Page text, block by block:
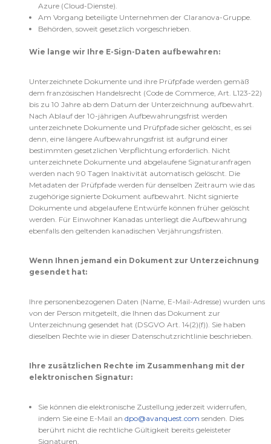
Azure (Cloud-Dienste).
Am Vorgang beteiligte Unternehmen der Claranova-Gruppe.
Behörden, soweit gesetzlich vorgeschrieben.
Wie lange wir Ihre E-Sign-Daten aufbewahren:
Unterzeichnete Dokumente und ihre Prüfpfade werden gemäß
dem französischen Handelsrecht (Code de Commerce, Art. L123-22)
bis zu 10 Jahre ab dem Datum der Unterzeichnung aufbewahrt.
Nach Ablauf der 10-jährigen Aufbewahrungsfrist werden
unterzeichnete Dokumente und Prüfpfade sicher gelöscht, es sei
denn, eine längere Aufbewahrungsfrist ist aufgrund einer
bestimmten gesetzlichen Verpflichtung erforderlich. Nicht
unterzeichnete Dokumente und abgelaufene Signaturanfragen
werden nach 90 Tagen Inaktivität automatisch gelöscht. Die
Metadaten der Prüfpfade werden für denselben Zeitraum wie das
zugehörige signierte Dokument aufbewahrt. Nicht signierte
Dokumente und abgelaufene Entwürfe können früher gelöscht
werden. Für Einwohner Kanadas unterliegt die Aufbewahrung
ebenfalls den geltenden kanadischen Verjährungsfristen.
Wenn Ihnen jemand ein Dokument zur Unterzeichnung
gesendet hat:
Ihre personenbezogenen Daten (Name, E-Mail-Adresse) wurden uns
von der Person mitgeteilt, die Ihnen das Dokument zur
Unterzeichnung gesendet hat (DSGVO Art. 14(2)(f)). Sie haben
dieselben Rechte wie in dieser Datenschutzrichtlinie beschrieben.
Ihre zusätzlichen Rechte im Zusammenhang mit der
elektronischen Signatur:
Sie können die elektronische Zustellung jederzeit widerrufen,
indem Sie eine E-Mail an dpo@avanquest.com senden. Dies
berührt nicht die rechtliche Gültigkeit bereits geleisteter
Signaturen.